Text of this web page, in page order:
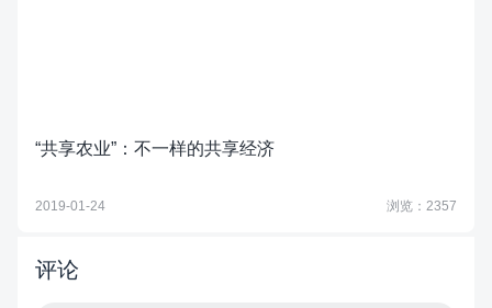
“共享农业”：不一样的共享经济
2019-01-24 浏览：2357
评论